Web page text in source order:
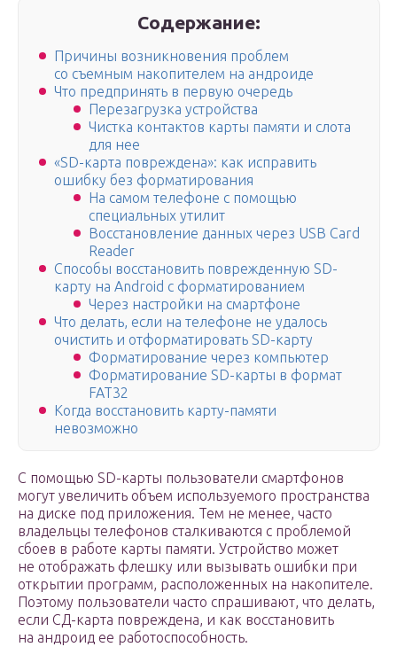
Содержание:
Причины возникновения проблем
со съемным накопителем на андроиде
Что предпринять в первую очередь
Перезагрузка устройства
Чистка контактов карты памяти и слота
для нее
«SD-карта повреждена»: как исправить
ошибку без форматирования
На самом телефоне с помощью
специальных утилит
Восстановление данных через USB Card
Reader
Способы восстановить поврежденную SD-
карту на Android с форматированием
Через настройки на смартфоне
Что делать, если на телефоне не удалось
очистить и отформатировать SD-карту
Форматирование через компьютер
Форматирование SD-карты в формат
FAT32
Когда восстановить карту-памяти
невозможно
С помощью SD-карты пользователи смартфонов
могут увеличить объем используемого пространства
на диске под приложения. Тем не менее, часто
владельцы телефонов сталкиваются с проблемой
сбоев в работе карты памяти. Устройство может
не отображать флешку или вызывать ошибки при
открытии программ, расположенных на накопителе.
Поэтому пользователи часто спрашивают, что делать,
если СД-карта повреждена, и как восстановить
на андроид ее работоспособность.